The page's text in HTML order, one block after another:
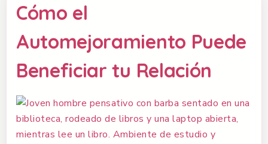
Cómo el
Automejoramiento Puede
Beneficiar tu Relación